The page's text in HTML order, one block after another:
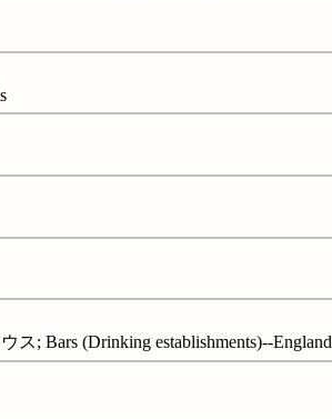
; Bars (Drinking establishments)--England